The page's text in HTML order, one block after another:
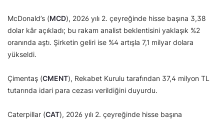
McDonald’s (MCD), 2026 yılı 2. çeyreğinde hisse başına 3,38
dolar kâr açıkladı; bu rakam analist beklentisini yaklaşık %2
oranında aştı. Şirketin geliri ise %4 artışla 7,1 milyar dolara
yükseldi.
Çimentaş (CMENT), Rekabet Kurulu tarafından 37,4 milyon TL
tutarında idari para cezası verildiğini duyurdu.
Caterpillar (CAT), 2026 yılı 2. çeyreğinde hisse başına